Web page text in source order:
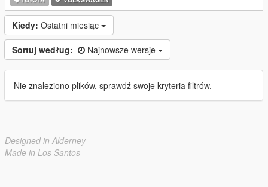
Kiedy: Ostatni miesiąc
Sortuj według: Najnowsze wersje
Nie znaleziono plików, sprawdź swoje kryteria filtrów.
Designed in Alderney
Made in Los Santos